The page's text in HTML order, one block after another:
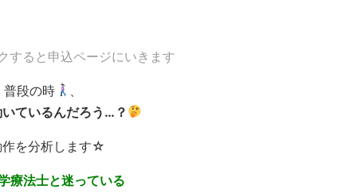
すると申込ページにいきます
普段の時
ているんだろう…？
作を分析します☆
療法士と迷っている